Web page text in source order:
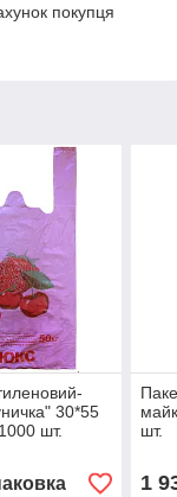
покупця
30*55
шт.
шт.
1